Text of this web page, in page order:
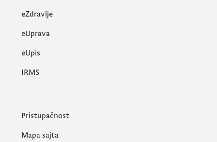
eZdravlje
eUprava
еUpis
IRMS
Pristupačnost
Mapa sajta